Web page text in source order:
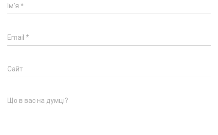
Ім'я *
Email *
Сайт
Що в вас на думці?